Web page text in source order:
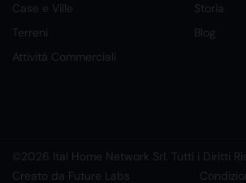
Case e Ville
Terreni
Attività Commerciali
Storia
Blog
©2026 Ital Home Network Srl. Tutti i Diritti
Creato da Future Labs